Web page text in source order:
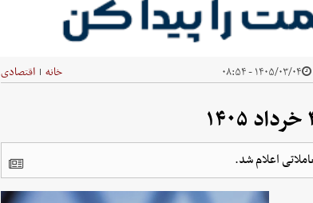
۱۴۰۵/۰۳/۰۴ - ۰۸:۵۴ خانه | اقتصادی